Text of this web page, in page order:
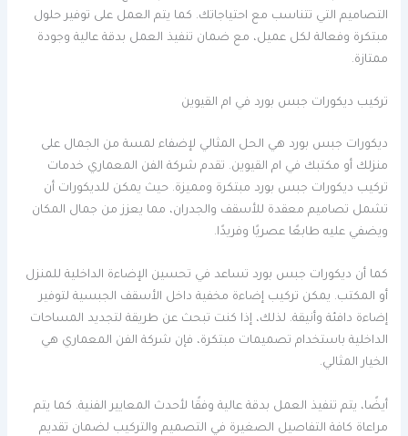
التصاميم التي تتناسب مع احتياجاتك. كما يتم العمل على توفير حلول
مبتكرة وفعالة لكل عميل، مع ضمان تنفيذ العمل بدقة عالية وجودة
ممتازة.
تركيب ديكورات جبس بورد في ام القيوين
ديكورات جبس بورد هي الحل المثالي لإضفاء لمسة من الجمال على
منزلك أو مكتبك في ام القيوين. تقدم شركة الفن المعماري خدمات
تركيب ديكورات جبس بورد مبتكرة ومميزة. حيث يمكن للديكورات أن
تشمل تصاميم معقدة للأسقف والجدران، مما يعزز من جمال المكان
ويضفي عليه طابعًا عصريًا وفريدًا.
كما أن ديكورات جبس بورد تساعد في تحسين الإضاءة الداخلية للمنزل
أو المكتب. يمكن تركيب إضاءة مخفية داخل الأسقف الجبسية لتوفير
إضاءة دافئة وأنيقة. لذلك، إذا كنت تبحث عن طريقة لتجديد المساحات
الداخلية باستخدام تصميمات مبتكرة، فإن شركة الفن المعماري هي
الخيار المثالي.
أيضًا، يتم تنفيذ العمل بدقة عالية وفقًا لأحدث المعايير الفنية. كما يتم
مراعاة كافة التفاصيل الصغيرة في التصميم والتركيب لضمان تقديم